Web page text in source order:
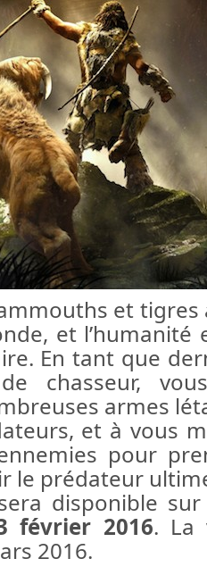
et tigres
et l’humanité
En tant que
chasseur,
armes
et à vous
pour
le prédateur
disponible
février 2016. La
2016.